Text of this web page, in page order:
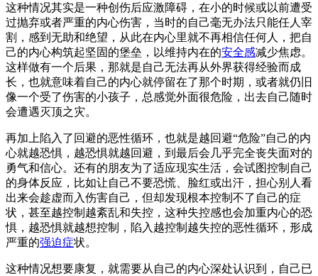
这种情况其实是一种创伤后应激障碍，在小的时候或以前遭受
过抛弃或者严重的内心伤害，当时的自己毫无办法只能任人宰
割，感到无助和绝望，从此在内心里就不再相信任何人，把自
己的内心构筑起坚固的堡垒，以维持内在的安全感减少焦虑。
这样做有一个后果，那就是自己无法再从外界获得经验而成
长，也就意味着自己的内心就停留在了那个时期，或者就仍旧
像一个受了伤害的小孩子，总感觉外面很危险，出去自己随时
会遭遇灭顶之灾。
再加上陷入了回避的恶性循环，也就是越回避“危险”自己的内
心就越恐惧，越恐惧就越回避，到最后会几乎完全丧失面对的
勇气和信心。还有的朋友为了适应现实生活，会试图控制自己
的身体反应，比如让自己不要恐慌、脸红或出汗，担心别人看
出来会趁虚而入伤害自己，但却发现根本控制不了自己的症
状，甚至越控制越紊乱和失控，这种失控感也会加重内心的恐
惧，越恐惧就越想控制，陷入越控制越失控的恶性循环，形成
严重的强迫症状。
这种情况想要康复，就需要从自己的内心深处认识到，自己已